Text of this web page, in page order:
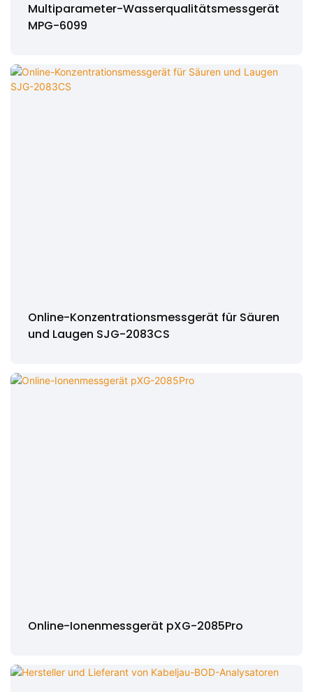
Multiparameter-Wasserqualitätsmessgerät
MPG-6099
Online-Konzentrationsmessgerät für Säuren
und Laugen SJG-2083CS
Online-Ionenmessgerät pXG-2085Pro